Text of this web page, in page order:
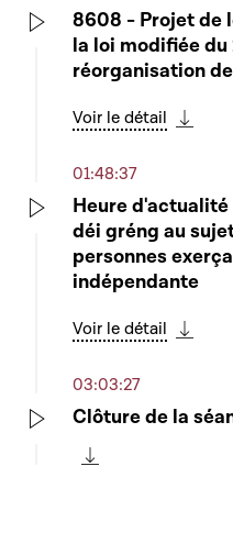
8608 - Projet de
la loi modifiée
réorganisation
Voir le détail
01:48:37
Heure
déi gréng au
personnes
indépendante
Voir le détail
03:03:27
Clôture de la